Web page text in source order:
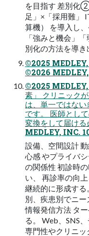
を⽬指す 差別化
⾜」×「採⽤難」
算機） を導⼊し
「強みと機会」
別化の⽅法を導き
©2025 MEDLEY,
©2026
©2025 MEDLEY,
素」 クリニック
は、単⼀ではな
です。 医師とし
変換をして届け
MEDLEY, INC.
設備、空間設計
⼼感 やプライバ
の関係性 初診時
い、 再診率の向
継続的に形成する
別、疾患別でニ
情報発信⽅法 タ
る。 Web、SNS
専⾨性やクリニ